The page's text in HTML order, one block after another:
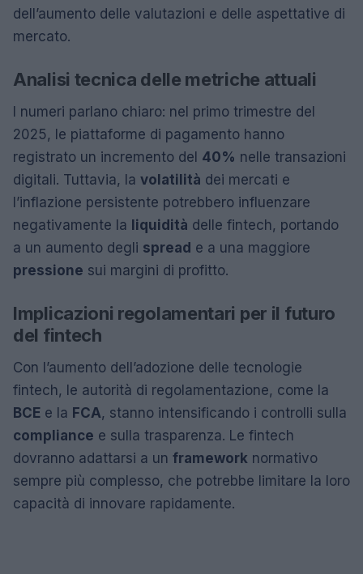
dell’aumento delle valutazioni e delle aspettative di
mercato.
Analisi tecnica delle metriche attuali
I numeri parlano chiaro: nel primo trimestre del
2025, le piattaforme di pagamento hanno
registrato un incremento del 40% nelle transazioni
digitali. Tuttavia, la volatilità dei mercati e
l’inflazione persistente potrebbero influenzare
negativamente la liquidità delle fintech, portando
a un aumento degli spread e a una maggiore
pressione sui margini di profitto.
Implicazioni regolamentari per il futuro
del fintech
Con l’aumento dell’adozione delle tecnologie
fintech, le autorità di regolamentazione, come la
BCE e la FCA, stanno intensificando i controlli sulla
compliance e sulla trasparenza. Le fintech
dovranno adattarsi a un framework normativo
sempre più complesso, che potrebbe limitare la loro
capacità di innovare rapidamente.